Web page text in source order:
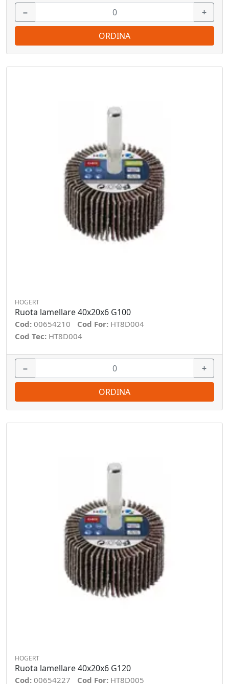
− +
ORDINA
HOGERT
Ruota lamellare 40x20x6 G100
Cod: 00654210 Cod For: HT8D004
Cod Tec: HT8D004
− +
ORDINA
HOGERT
Ruota lamellare 40x20x6 G120
Cod: 00654227 Cod For: HT8D005